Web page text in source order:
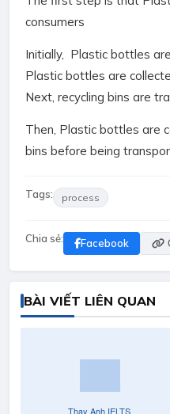
consumers
Initially, Plastic bottles
Plastic bottles are
Next, recycling bins are
Then, Plastic bottles are
bins before being
Tags: process
Chia sẻ: Facebook
BÀI VIẾT LIÊN QUAN